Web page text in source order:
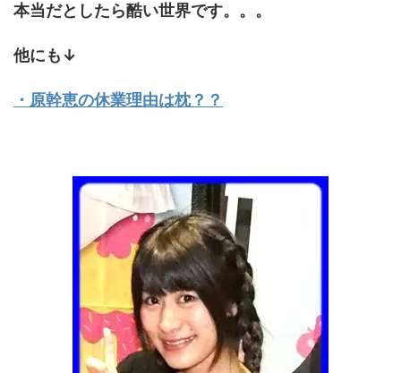
本当だとしたら酷い世界です。。。
他にも↓
・原幹恵の休業理由は枕？？